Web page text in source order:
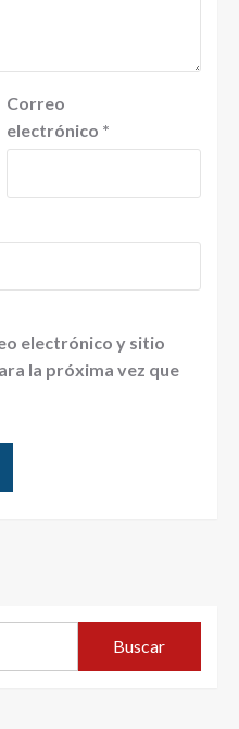
Correo
electrónico *
electrónico y sitio
la próxima vez que
Buscar